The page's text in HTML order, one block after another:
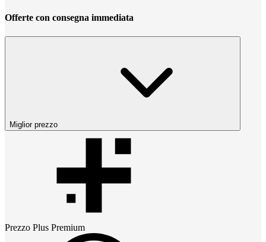
Offerte con consegna immediata
Miglior prezzo
Prezzo Plus Premium